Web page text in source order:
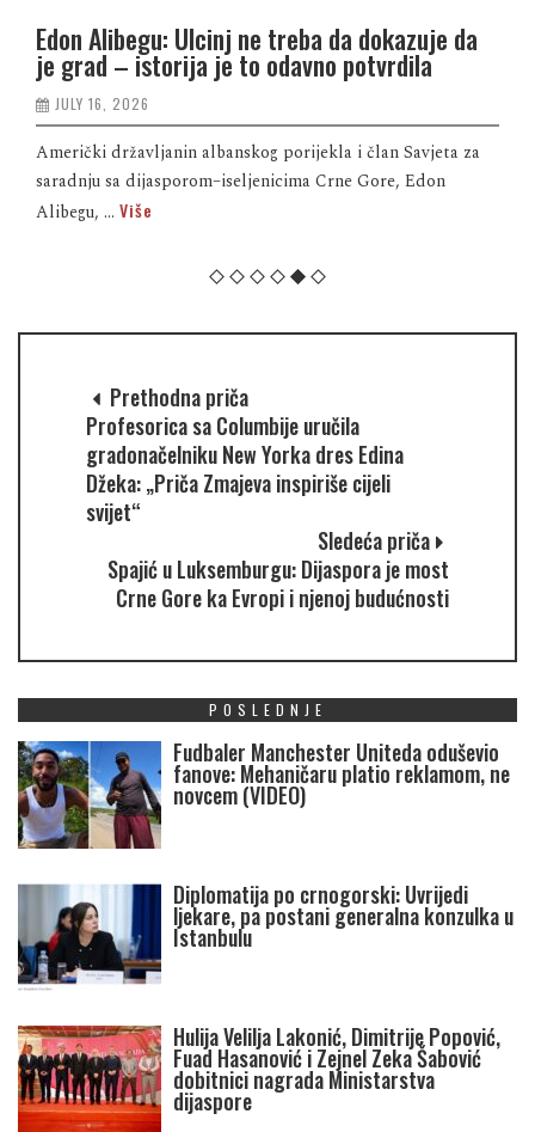
Edon Alibegu: Ulcinj ne treba da dokazuje da
je grad – istorija je to odavno potvrdila
JULY 16, 2026
Američki državljanin albanskog porijekla i član Savjeta za
saradnju sa dijasporom–iseljenicima Crne Gore, Edon
Alibegu, ... Više
Prethodna priča
Profesorica sa Columbije uručila
gradonačelniku New Yorka dres Edina
Džeka: „Priča Zmajeva inspiriše cijeli
svijet“
Sledeća priča
Spajić u Luksemburgu: Dijaspora je most
Crne Gore ka Evropi i njenoj budućnosti
POSLEDNJE
Fudbaler Manchester Uniteda oduševio
fanove: Mehaničaru platio reklamom, ne
novcem (VIDEO)
Diplomatija po crnogorski: Uvrijedi
ljekare, pa postani generalna konzulka u
Istanbulu
Hulija Velilja Lakonić, Dimitrije Popović,
Fuad Hasanović i Zejnel Zeka Šabović
dobitnici nagrada Ministarstva
dijaspore